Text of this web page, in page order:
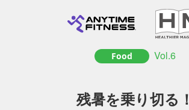
Food Vol.6
残暑を乗り切る！